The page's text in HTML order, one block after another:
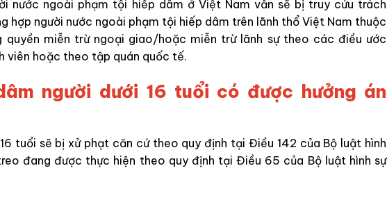
nước ngoài phạm tội hiếp dâm ở Việt Nam vẫn sẽ bị truy cứu trách
hợp người nước ngoài phạm tội hiếp dâm trên lãnh thổ Việt Nam thuộc
quyền miễn trừ ngoại giao/hoặc miễn trừ lãnh sự theo các điều ước
viên hoặc theo tập quán quốc tế.
người dưới 16 tuổi có được hưởng án
tuổi sẽ bị xử phạt căn cứ theo quy định tại Điều 142 của Bộ luật hình
đang được thực hiện theo quy định tại Điều 65 của Bộ luật hình sự